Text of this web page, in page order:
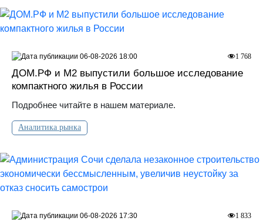
ДOМ.PФ и М2 выпустили большое исследование
компактного жилья в России
Подробнее читайте в нашем материале.
Аналитика рынка
1 768
06-08-2026 18:00
1 833
06-08-2026 17:30